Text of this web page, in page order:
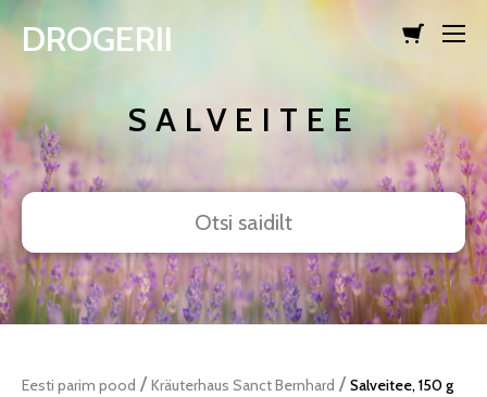
lisati ostukorvi.
DROGERII
SALVEITEE
Eesti parim pood / Kräuterhaus Sanct Bernhard / Salveitee, 150 g